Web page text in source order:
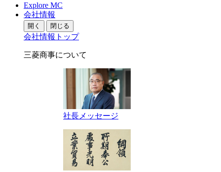
Explore MC
会社情報
開く 閉じる
会社情報トップ
三菱商事について
社長メッセージ